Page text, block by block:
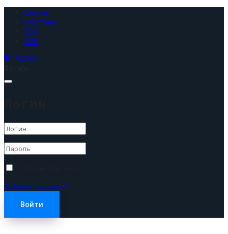
Сайты
Реклама
SEO
SMM
Адрес
Забыли пароль?
Войти